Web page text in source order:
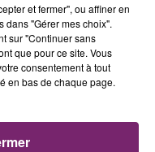
et fermer", ou affiner en
dans "Gérer mes choix".
sur "Continuer sans
que pour ce site. Vous
consentement à tout
en bas de chaque page.